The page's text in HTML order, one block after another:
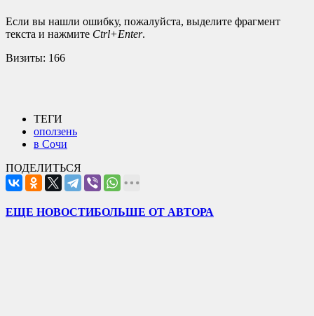
Если вы нашли ошибку, пожалуйста, выделите фрагмент
текста и нажмите Ctrl+Enter.
Визиты: 166
ТЕГИ
оползень
в Сочи
ПОДЕЛИТЬСЯ
ЕЩЕ НОВОСТИБОЛЬШЕ ОТ АВТОРА